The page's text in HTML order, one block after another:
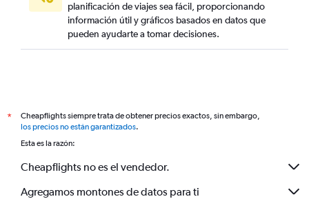
planificación de viajes sea fácil, proporcionando
información útil y gráficos basados en datos que
pueden ayudarte a tomar decisiones.
*
Cheapflights siempre trata de obtener precios exactos, sin embargo,
los precios no están garantizados.
Esta es la razón:
Cheapflights no es el vendedor.
Agregamos montones de datos para ti